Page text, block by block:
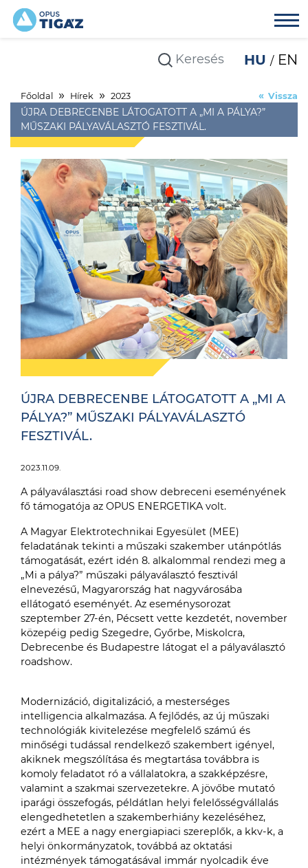
HU EN
Főoldal Hírek 2023
ÚJRA DEBRECENBE LÁTOGATOTT A „MI A PÁLYA?”
MŰSZAKI PÁLYAVÁLASZTÓ FESZTIVÁL.
Vissza
ÚJRA DEBRECENBE LÁTOGATOTT A „MI A
PÁLYA?” MŰSZAKI PÁLYAVÁLASZTÓ
FESZTIVÁL.
2023.11.09.
A pályaválasztási road show debreceni eseményének
fő támogatója az OPUS ENERGETIKA volt.
A Magyar Elektrotechnikai Egyesület (MEE)
feladatának tekinti a műszaki szakember utánpótlás
támogatását, ezért idén 8. alkalommal rendezi meg a
„Mi a pálya?” műszaki pályaválasztó fesztivál
elnevezésű, Magyarország hat nagyvárosába
ellátogató eseményét. Az eseménysorozat
szeptember 27-én, Pécsett vette kezdetét, november
közepéig pedig Szegedre, Győrbe, Miskolcra,
Debrecenbe és Budapestre látogat el a pályaválasztó
roadshow.
Modernizáció, digitalizáció, a mesterséges
intelligencia alkalmazása. A fejlődés, az új műszaki
technológiák kivitelezése megfelelő számú és
minőségi tudással rendelkező szakembert igényel,
akiknek megszólítása és megtartása továbbra is
komoly feladatot ró a vállalatokra, a szakképzésre,
valamint a szakmai szervezetekre. A jövőbe mutató
iparági összefogás, példátlan helyi felelősségvállalás
elengedhetetlen a szakemberhiány kezeléséhez,
ezért a MEE a nagy energiapiaci szereplők, a kkv-k, a
helyi önkormányzatok, továbbá az oktatási
intézmények támogatásával immár nyolcadik éve